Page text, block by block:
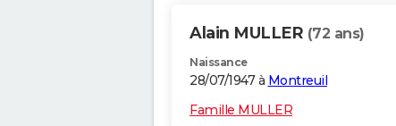
Alain MULLER (72 ans)
Naissance
28/07/1947 à Montreuil
Famille MULLER